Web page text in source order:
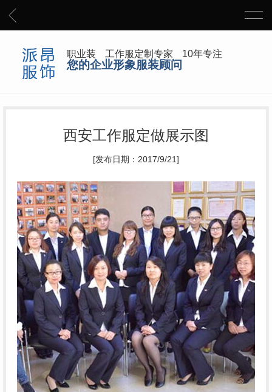
职业装 工作服定制专家 10年专注
您的企业形象服装顾问
西安工作服定做展示图
[发布日期：2017/9/21]